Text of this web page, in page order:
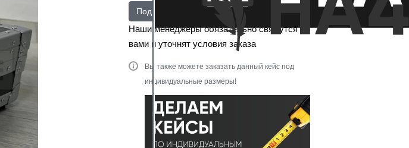
Под заказ
Наши менеджеры обязательно свяжутся с
вами и уточнят условия заказа
Вы также можете заказать данный кейс под
индивидуальные размеры!